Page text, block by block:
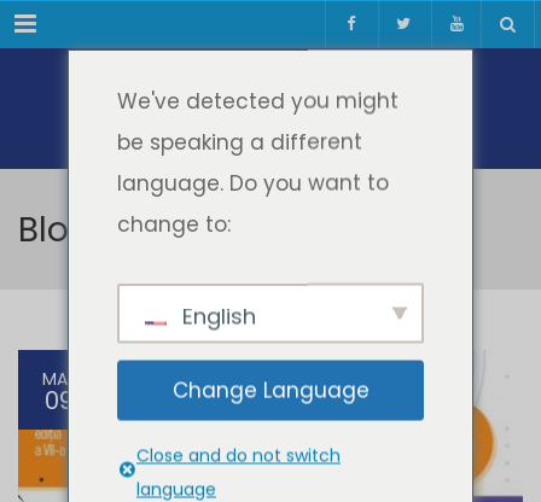
Meniul
Blog
MAR
09
We've detected you might
be speaking a different
language. Do you want to
change to:
English
Change Language
Close and do not switch
language